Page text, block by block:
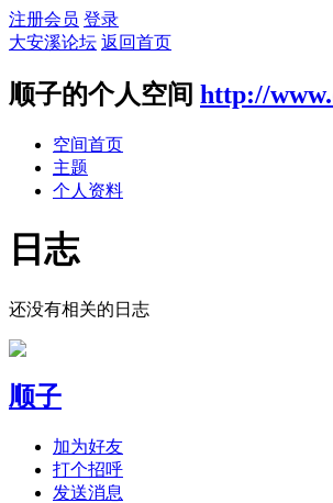
注册会员 登录
大安溪论坛 返回首页
顺子的个人空间 http://
空间首页
主题
个人资料
日志
还没有相关的日志
顺子
加为好友
打个招呼
发送消息